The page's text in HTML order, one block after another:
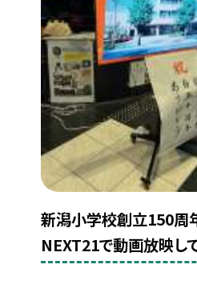
新潟小学校創立150周
NEXT21で動画放映し